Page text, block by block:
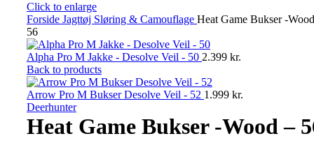
Click to enlarge
Forside Jagttøj Sløring & Camouflage Heat Game Bukser -
56
Alpha Pro M Jakke - Desolve Veil - 50 2.399 kr.
Back to products
Arrow Pro M Bukser Desolve Veil - 52 1.999 kr.
Deerhunter
Heat Game Bukser -Wood –